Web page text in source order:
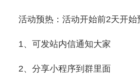
活动预热：活动开始前2天开始
1、可发站内信通知大家
2、分享小程序到群里面